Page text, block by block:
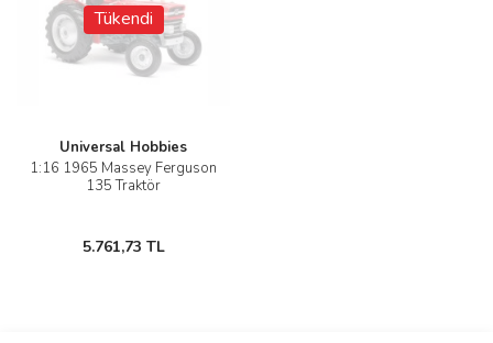
Tükendi
Universal Hobbies
1:16 1965 Massey Ferguson
135 Traktör
5.761,73 TL